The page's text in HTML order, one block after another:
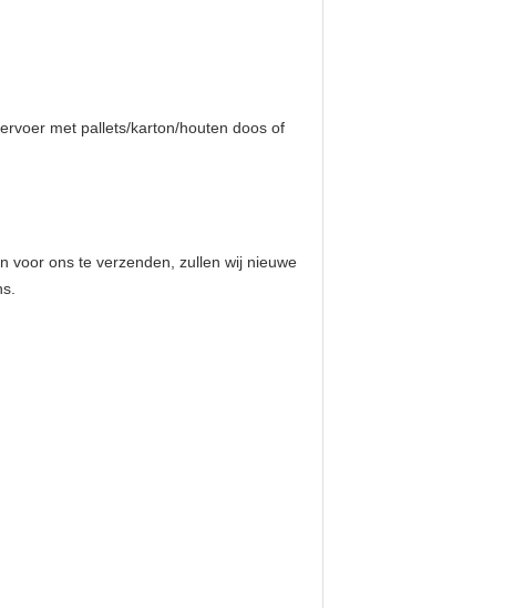
met pallets/karton/houten doos of
voor ons te verzenden, zullen wij nieuwe